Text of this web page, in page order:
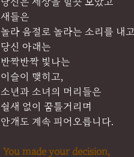
새들은
놀라 음절로 놀라는 소리를 내고
당신 아래는
반짝반짝 빛나는
이슬이 맺히고,
소년과 소녀의 머리들은
쉴새 없이 꿈틀거리며
안개도 계속 피어오릅니다.
You made your decision,